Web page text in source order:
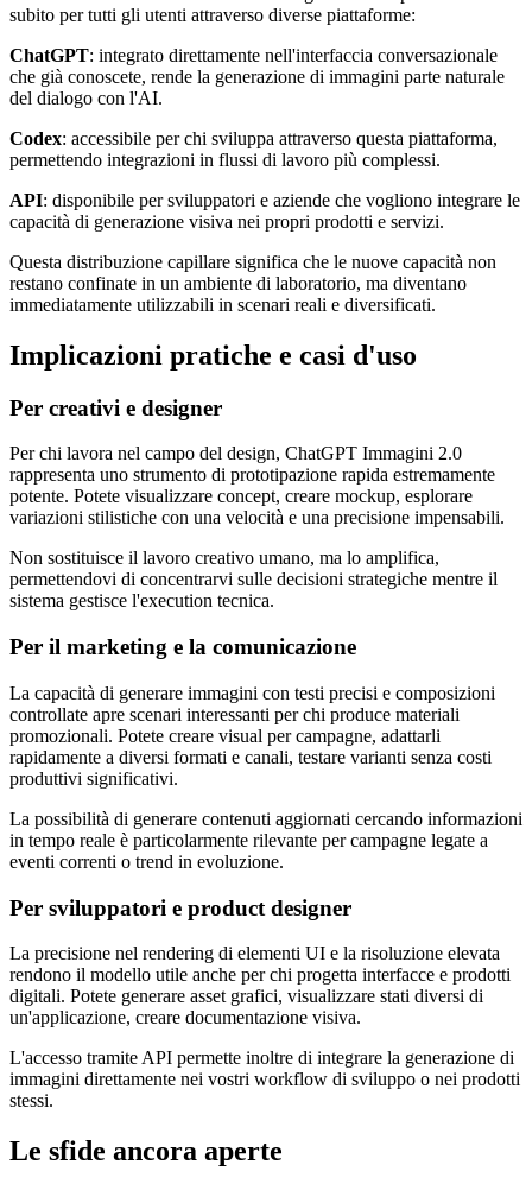
subito per tutti gli utenti attraverso diverse piattaforme:
ChatGPT: integrato direttamente nell'interfaccia conversazionale
che già conoscete, rende la generazione di immagini parte naturale
del dialogo con l'AI.
Codex: accessibile per chi sviluppa attraverso questa piattaforma,
permettendo integrazioni in flussi di lavoro più complessi.
API: disponibile per sviluppatori e aziende che vogliono integrare le
capacità di generazione visiva nei propri prodotti e servizi.
Questa distribuzione capillare significa che le nuove capacità non
restano confinate in un ambiente di laboratorio, ma diventano
immediatamente utilizzabili in scenari reali e diversificati.
Implicazioni pratiche e casi d'uso
Per creativi e designer
Per chi lavora nel campo del design, ChatGPT Immagini 2.0
rappresenta uno strumento di prototipazione rapida estremamente
potente. Potete visualizzare concept, creare mockup, esplorare
variazioni stilistiche con una velocità e una precisione impensabili.
Non sostituisce il lavoro creativo umano, ma lo amplifica,
permettendovi di concentrarvi sulle decisioni strategiche mentre il
sistema gestisce l'execution tecnica.
Per il marketing e la comunicazione
La capacità di generare immagini con testi precisi e composizioni
controllate apre scenari interessanti per chi produce materiali
promozionali. Potete creare visual per campagne, adattarli
rapidamente a diversi formati e canali, testare varianti senza costi
produttivi significativi.
La possibilità di generare contenuti aggiornati cercando informazioni
in tempo reale è particolarmente rilevante per campagne legate a
eventi correnti o trend in evoluzione.
Per sviluppatori e product designer
La precisione nel rendering di elementi UI e la risoluzione elevata
rendono il modello utile anche per chi progetta interfacce e prodotti
digitali. Potete generare asset grafici, visualizzare stati diversi di
un'applicazione, creare documentazione visiva.
L'accesso tramite API permette inoltre di integrare la generazione di
immagini direttamente nei vostri workflow di sviluppo o nei prodotti
stessi.
Le sfide ancora aperte